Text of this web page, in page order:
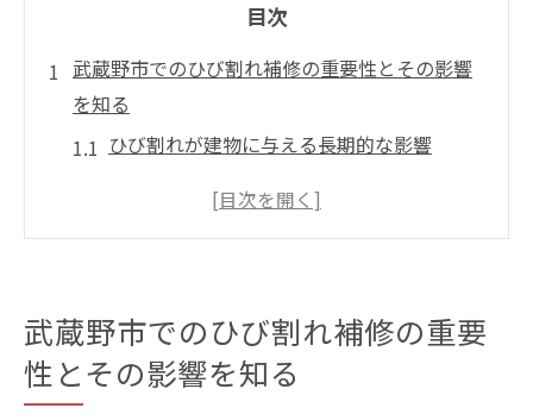
目次
武蔵野市でのひび割れ補修の重要性とその影響
を知る
ひび割れが建物に与える長期的な影響
武蔵野市特有の気候がひび割れに与える影
由
早期補修の重要性とその経済的メリット
武蔵野市でのひび割れ補修の重要
性とその影響を知る